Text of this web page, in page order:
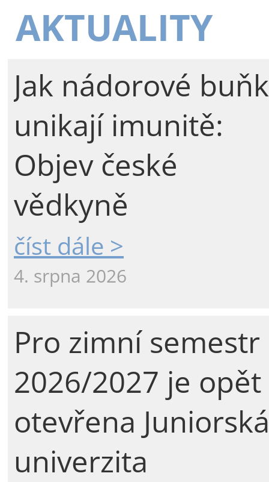
AKTUALITY
Jak nádorové
unikají imunitě:
Objev české
vědkyně
číst dále >
4. srpna 2026
Pro zimní semestr
2026/2027 je opět
otevřena Juniorská
univerzita